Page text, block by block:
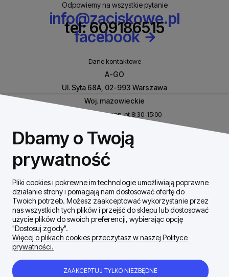
Odpowiemy na wszystkie pytanie
info@zaciskowe.pl
tel: 609186515
facebook
Dane kontaktowe
A-GO
Ul. Syta 68A, 02-993 Warszawa
Woj. mazowieckie
Biuro czynne w pn-pt 8:30-15:00
REGON: 146926170
Szybki Kontakt
Dostawa / płatności
Dbamy o Twoją
prywatność
Pliki cookies i pokrewne im technologie umożliwiają poprawne
działanie strony i pomagają nam dostosować ofertę do
Twoich potrzeb. Możesz zaakceptować wykorzystanie przez
nas wszystkich tych plików i przejść do sklepu lub dostosować
użycie plików do swoich preferencji, wybierając opcję
"Dostosuj zgody".
Więcej o plikach cookies przeczytasz w naszej Polityce
prywatności.
ZAAKCEPTUJ TYLKO NIEZBĘDNE